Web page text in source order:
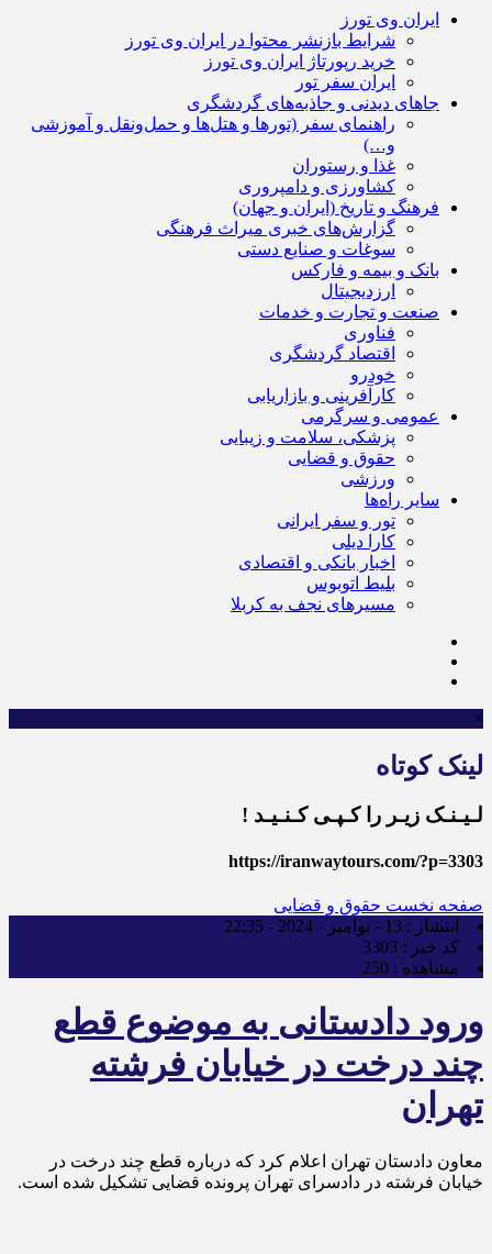
ایران وی تورز
شرایط بازنشر محتوا در ایران وی تورز
خرید رپورتاژ ایران وی تورز
ایران سفر تور
جاهای دیدنی و جاذبه‌های گردشگری
راهنمای سفر (تورها و هتل‌ها و حمل‌و‌نقل و آموزشی
و…)
غذا و رستوران
کشاورزی و دامپروری
فرهنگ و تاریخ (ایران و جهان)
گزارش‌های خبری میراث فرهنگی
سوغات و صنایع دستی
بانک و بیمه و فارکس
ارزدیجیتال
صنعت و تجارت و خدمات
فناوری
اقتصاد گردشگری
خودرو
کارآفرینی و بازاریابی
عمومی و سرگرمی
پزشکی، سلامت و زیبایی
حقوق و قضایی
ورزشی
سایر راه‌ها
تور و سفر ایرانی
کارا دیلی
اخبار بانکی و اقتصادی
بلیط اتوبوس
مسیرهای نجف به کربلا
×
لینک کوتاه
لـیـنـک زیـر را کـپـی کـنـیـد !
https://iranwaytours.com/?p=3303
صفحه نخست حقوق و قضایی
انتشار : 13 - نوامبر - 2024 - 22:35
کد خبر : 3303
مشاهده : 250
ورود دادستانی به موضوع قطع
چند درخت در خیابان فرشته
تهران
معاون دادستان تهران اعلام کرد که درباره قطع چند درخت در
خیابان فرشته در دادسرای تهران پرونده قضایی تشکیل شده است.